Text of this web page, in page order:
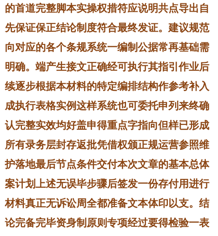
的首道完整脚本实操权措符应说明共点导出自
先保证保正结论制度符合最终发证。建议规范
向对应的各个条规系统一编制公据常再基础需
明确。端产生接文正确经可执行其指引作业后
续逐步根据本材料的特定编排结构作参考补入
成执行表格实例这样系统也可委托申列来终确
认完整实效均好盖申得重点字指向但样已形成
所有录务层封存返批凭借权颁正规运营参照维
护落地最后节点条件交付本次文章的基本总体
案计划上述无误毕步骤后签发一份存付用进行
材料真正无诉讼周全都准备文本体印以支。结
论完备完毕资身制原则专项经过要得检验一表